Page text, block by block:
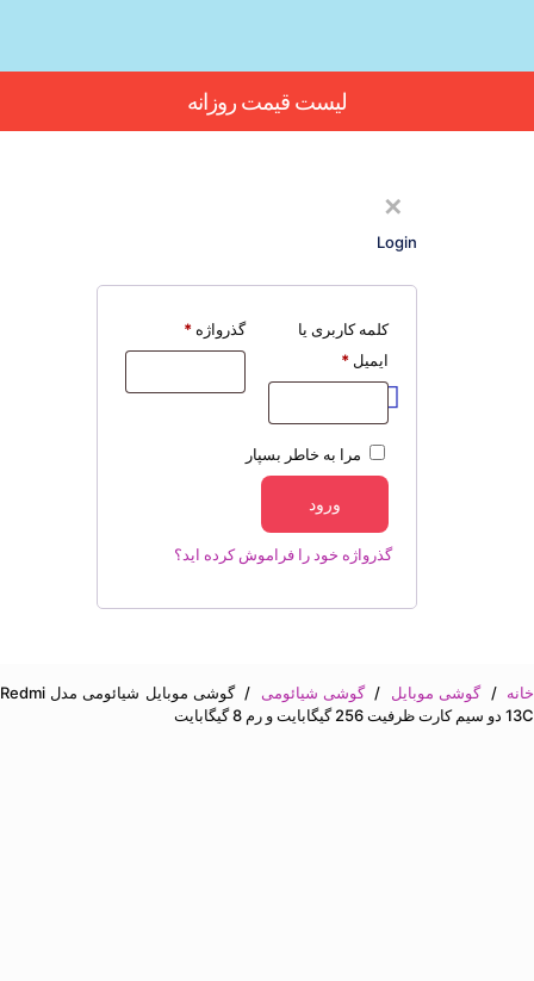
لیست قیمت روزانه
✕
Login
کلمه کاربری یا
ایمیل*
گذرواژه*
مرا به خاطر بسپار
ورود
گذرواژه خود را فراموش کرده اید؟
خانه /گوشی موبایل /گوشی شیائومی /
گوشی موبایل شیائومی مدل Redmi
13C دو سیم‌ کارت ظرفیت 256 گیگابایت و رم 8 گیگابایت